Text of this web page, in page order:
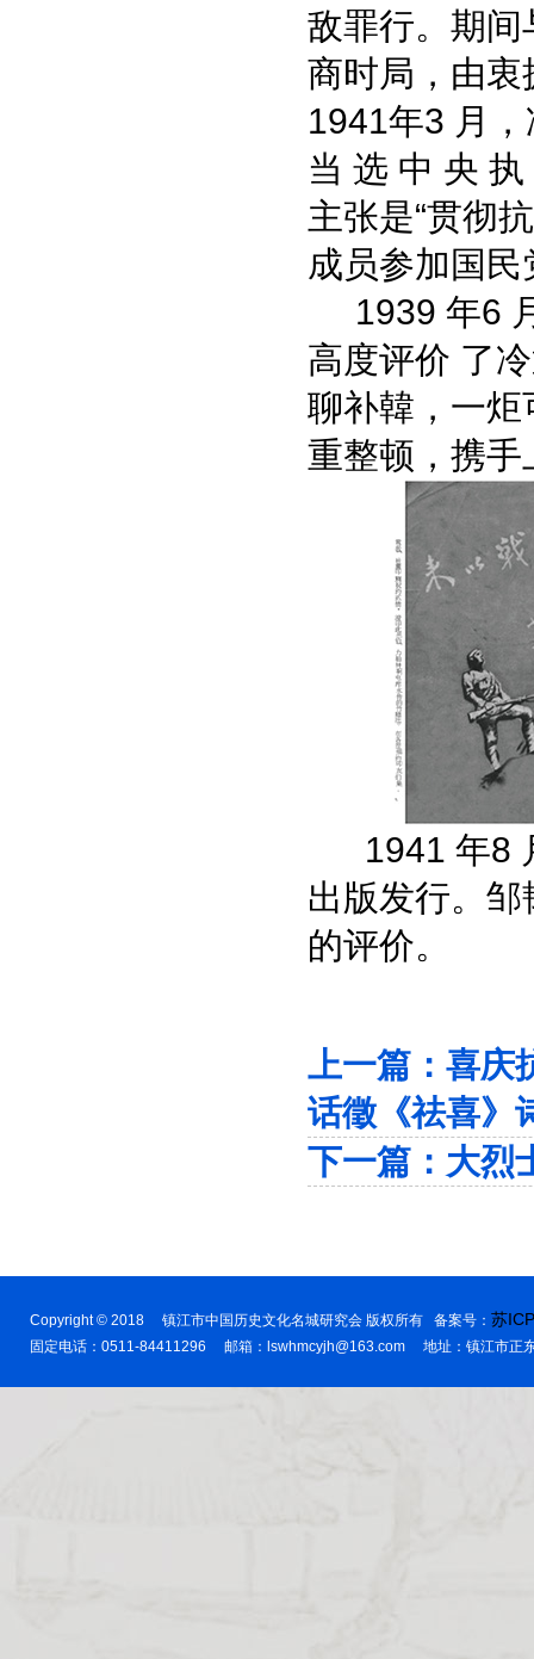
敌罪行。期
商时局，由
1941年3 月
当 选 中 央
主张是“贯彻
成员参加国
1939 年6
高度评价 了
聊补韓，一
重整顿，携手
1941 年8
出版发行。
的评价。
上一篇： 喜庆
话徵《祛喜》
下一篇： 大烈
Copyright © 2018 镇江市中国历史文化名城研究会 版权所有 备案号： 苏
固定电话：0511-84411296 邮箱：lswhmcyjh@163.com 地址：镇江市正